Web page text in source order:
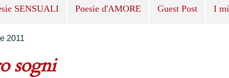
SENSUALI Poesie d'AMORE Guest Post I
2011
sogni